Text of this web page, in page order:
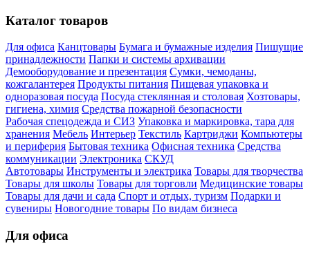
Каталог товаров
Для офиса Канцтовары Бумага и бумажные изделия Пишущие
принадлежности Папки и системы архивации
Демооборудование и презентация Сумки, чемоданы,
кожгалантерея Продукты питания Пищевая упаковка и
одноразовая посуда Посуда стеклянная и столовая Хозтовары,
гигиена, химия Средства пожарной безопасности
Рабочая спецодежда и СИЗ Упаковка и маркировка, тара для
хранения Мебель Интерьер Текстиль Картриджи Компьютеры
и периферия Бытовая техника Офисная техника Средства
коммуникации Электроника СКУД
Автотовары Инструменты и электрика Товары для творчества
Товары для школы Товары для торговли Медицинские товары
Товары для дачи и сада Спорт и отдых, туризм Подарки и
сувениры Новогодние товары По видам бизнеса
Для офиса